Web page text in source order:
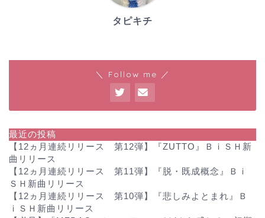
タピキチ
＼ Follow me ／
最近の投稿
【12ヵ月連続リリース 第12弾】『ZUTTO』ＢｉＳＨ新
曲リリース
【12ヵ月連続リリース 第11弾】『脱・既成概念』Ｂｉ
ＳＨ新曲リリース
【12ヵ月連続リリース 第10弾】『悲しみよとまれ』Ｂ
ｉＳＨ新曲リリース
ホーム